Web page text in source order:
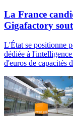
La France
Gigafactory
L'État se positionne
dédiée à
d'euros de capacités